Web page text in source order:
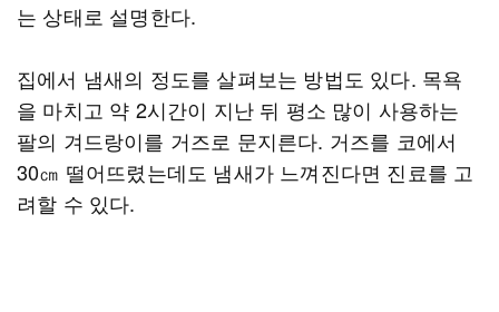
는 상태로 설명한다.
집에서 냄새의 정도를 살펴보는 방법도 있다. 목욕
을 마치고 약 2시간이 지난 뒤 평소 많이 사용하는
팔의 겨드랑이를 거즈로 문지른다. 거즈를 코에서
30㎝ 떨어뜨렸는데도 냄새가 느껴진다면 진료를 고
려할 수 있다.